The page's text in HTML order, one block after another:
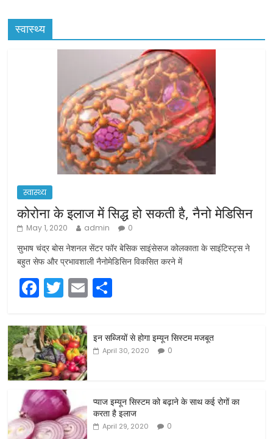
स्वास्थ्य
स्वास्थ्य
कोरोना के इलाज में सिद्ध हो सकती है, नैनो मेडिसिन
May 1, 2020 admin 0
सुभाष चंद्र बोस नेशनल सेंटर फॉर बेसिक साइंसेसज कोलकाता के साइंटिस्ट्स ने
बहुत सेफ और प्रभावशाली नैनोमेडिसिन विकसित करने में
F
c
e
b
o
o
k
T
itt
er
E
ar
e
इन सब्जियों से होगा इम्यून सिस्टम मजबूत
April 30, 2020 0
प्याज इम्यून सिस्टम को बढ़ाने के साथ कई रोगों का
करता है इलाज
April 29, 2020 0